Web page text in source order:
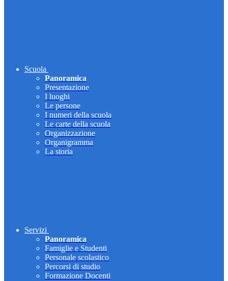
Scuola
Panoramica
Presentazione
I luoghi
Le persone
I numeri della scuola
Le carte della scuola
Organizzazione
Organigramma
La storia
Servizi
Panoramica
Famiglie e Studenti
Personale scolastico
Percorsi di studio
Formazione Docenti